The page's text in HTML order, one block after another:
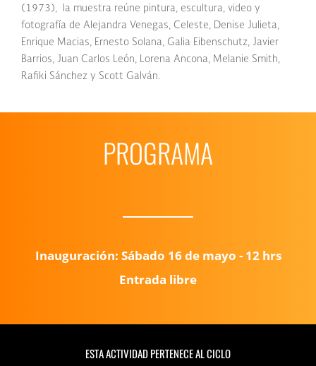
(1973), la muestra reúne pintura, escultura, video y
fotografía de Alejandra Venegas, Celeste, Denise Julieta,
Enrique Macias, Ernesto Solana, Galia Eibenschutz, Javier
Barrios, Juan Carlos León, Lorena Ancona, Melanie Smith,
Rafiki Sánchez y Scott Galván.
PROGRAMA
Inauguración: Sábado 16 de mayo - 12 hrs
Entrada libre
ESTA ACTIVIDAD PERTENECE AL CICLO